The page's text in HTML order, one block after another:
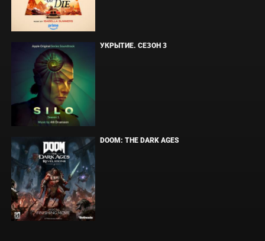
УКРЫТИЕ. СЕЗОН 3
DOOM: THE DARK AGES